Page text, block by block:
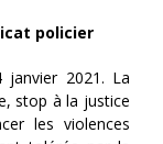
policier
2021. La
stop à la justice
les violences